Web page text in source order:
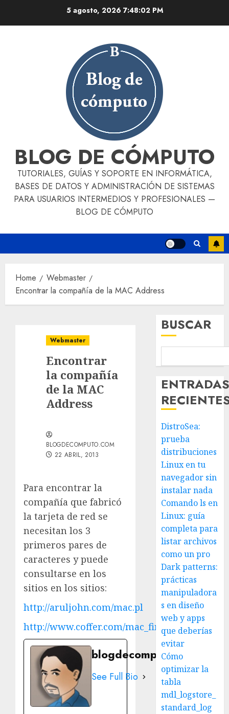
5 agosto, 2026 7:48:03 PM
BLOG DE CÓMPUTO
TUTORIALES, GUÍAS Y SOPORTE EN INFORMÁTICA,
BASES DE DATOS Y ADMINISTRACIÓN DE SISTEMAS
PARA USUARIOS INTERMEDIOS Y PROFESIONALES —
BLOG DE CÓMPUTO
Home
Webmaster
Encontrar la compañía de la MAC Address
Webmaster
Encontrar
la compañía
de la MAC
Address
BLOGDECOMPUTO.COM
22 ABRIL, 2013
Para encontrar la
compañía que fabricó
la tarjeta de red se
necesitan los 3
primeros pares de
caracteres y puede
consultarse en los
sitios en los sitios:
http://aruljohn.com/mac.pl
http://www.coffer.com/mac_find/
blogdecomputo.com
See Full Bio
BUSCAR
DistroSea:
prueba
distribuciones
Linux en tu
navegador sin
instalar nada
Comando ls en
Linux: guía
completa para
listar archivos
como un pro
Dark patterns:
prácticas
manipuladora
s en diseño
web y apps
que deberías
evitar
Cómo
optimizar la
tabla
mdl_logstore_
standard_log